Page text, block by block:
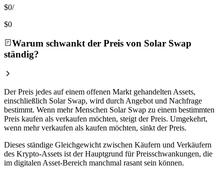
$0/
$0
Warum schwankt der Preis von Solar Swap
ständig?
Der Preis jedes auf einem offenen Markt gehandelten Assets,
einschließlich Solar Swap, wird durch Angebot und Nachfrage
bestimmt. Wenn mehr Menschen Solar Swap zu einem bestimmten
Preis kaufen als verkaufen möchten, steigt der Preis. Umgekehrt,
wenn mehr verkaufen als kaufen möchten, sinkt der Preis.
Dieses ständige Gleichgewicht zwischen Käufern und Verkäufern
des Krypto-Assets ist der Hauptgrund für Preisschwankungen, die
im digitalen Asset-Bereich manchmal rasant sein können.